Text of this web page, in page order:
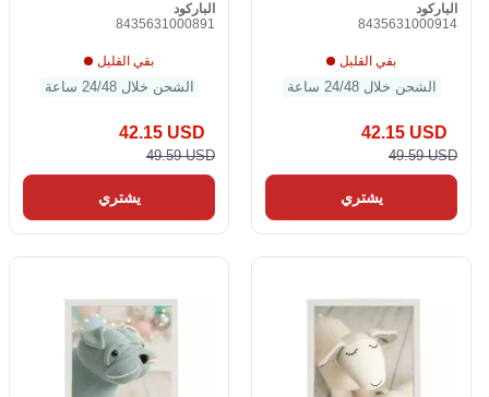
الباركود
8435631000891
بقي القليل
الشحن خلال 24/48 ساعة
42.15 USD
49.59 USD
يشتري
الباركود
8435631000914
بقي القليل
الشحن خلال 24/48 ساعة
42.15 USD
49.59 USD
يشتري